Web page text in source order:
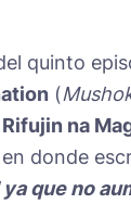
quinto
(
Rifujin na
donde
que no